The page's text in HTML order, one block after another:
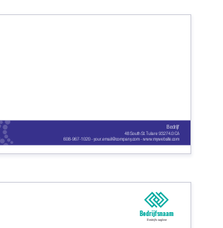
608-967-1020 - your.email@company.com - www.mywebsite.com
48 South St. Tulare 93274.0 CA
Bedrijf
Bedrijfsnaam
Bedrijfs tagline